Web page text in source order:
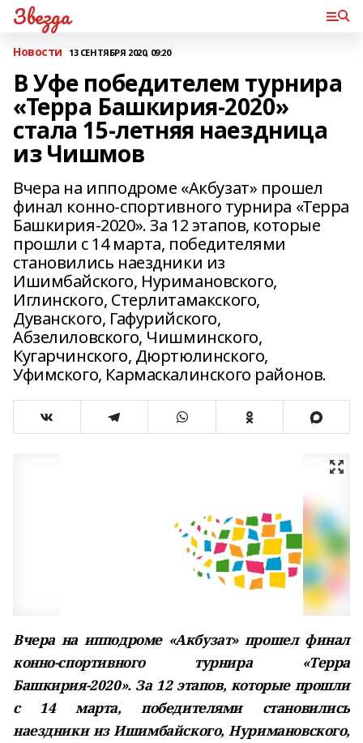
Звезда
Новости 13 СЕНТЯБРЯ 2020, 09:20
В Уфе победителем турнира
«Терра Башкирия-2020»
стала 15-летняя наездница
из Чишмов
Вчера на ипподроме «Акбузат» прошел
финал конно-спортивного турнира «Терра
Башкирия-2020». За 12 этапов, которые
прошли с 14 марта, победителями
становились наездники из
Ишимбайского, Нуримановского,
Иглинского, Стерлитамакского,
Дуванского, Гафурийского,
Абзелиловского, Чишминского,
Кугарчинского, Дюртюлинского,
Уфимского, Кармаскалинского районов.
Вчера на ипподроме «Акбузат» прошел финал
конно-спортивного турнира «Терра
Башкирия-2020». За 12 этапов, которые прошли
с 14 марта, победителями становились
наездники из Ишимбайского, Нуримановского,